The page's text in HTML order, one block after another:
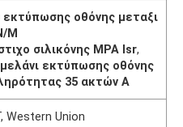
εκτύπωσης οθόνης μεταξι
M
σιλικόνης MPA lsr,
μελάνι εκτύπωσης οθόνης
35 ακτών Α
Western Union